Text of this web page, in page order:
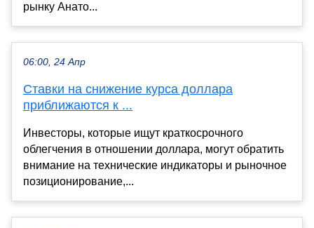
рынку Анато...
06:00, 24 Апр
Ставки на снижение курса доллара
приближаются к ...
Инвесторы, которые ищут краткосрочного
облегчения в отношении доллара, могут обратить
внимание на технические индикаторы и рыночное
позиционирование,...